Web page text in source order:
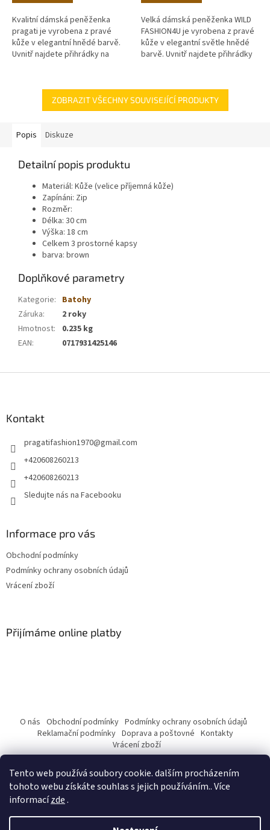
Tento web používá soubory cookie. dalším procházením
tohoto webu získáte souhlas s jejich používáním.. Více
informacízde.
Kvalitní dámská peněženka
pragati je vyrobena z pravé
kůže v elegantní hnědé barvě.
Uvnitř najdete přihrádky na
Velká dámská peněženka WILD
FASHION4U je vyrobena z pravé
kůže v elegantní světle hnědé
barvě. Uvnitř najdete přihrádky
ZOBRAZIT VŠECHNY SOUVISEJÍCÍ PRODUKTY
Popis Diskuze
Detailní popis produktu
Materiál: Kůže (velice příjemná kůže)
Zapínáni: Zip
Rozměr:
Délka: 30 cm
Výška: 18 cm
Celkem 3 prostorné kapsy
barva: brown
Doplňkové parametry
Kategorie: Batohy
Záruka:
2 roky
Hmotnost:
0.235 kg
EAN: 0717931425146
Kontakt
pragatifashion1970@gmail.com
+420608260213
+420608260213
Sledujte nás na Facebooku
Informace pro vás
Obchodní podmínky
Podmínky ochrany osobních údajů
Vrácení zboží
Přijímáme online platby
O nás Obchodní podmínky Podmínky ochrany osobních údajů
Reklamační podmínky Doprava a poštovné Kontakty
Vrácení zboží